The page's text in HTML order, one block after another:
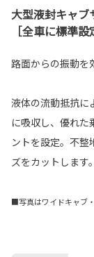
大型液封キャブ
［全車に標準設
路面からの振動を
液体の流動抵抗に
に吸収し、優れた
ントを設定。不整
ズをカットします。
■写真はワイドキャブ